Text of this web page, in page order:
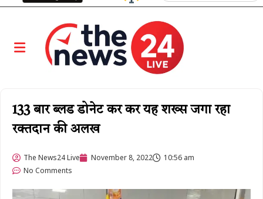
133 बार ब्लड डोनेट कर कर यह शख्स जगा रहा
रक्तदान की अलख
The News24 Live November 8, 2022
10:56 am
No Comments